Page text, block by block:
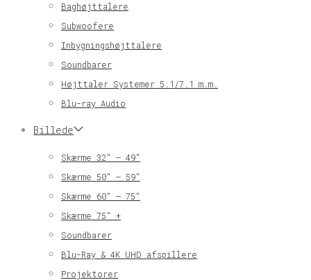
Baghøjttalere
Subwoofere
Inbygningshøjttalere
Soundbarer
Højttaler Systemer 5.1/7.1 m.m.
Blu-ray Audio
Billede
Skærme 32″ – 49″
Skærme 50″ – 59″
Skærme 60″ – 75″
Skærme 75″ +
Soundbarer
Blu-Ray & 4K UHD afspillere
Projektorer